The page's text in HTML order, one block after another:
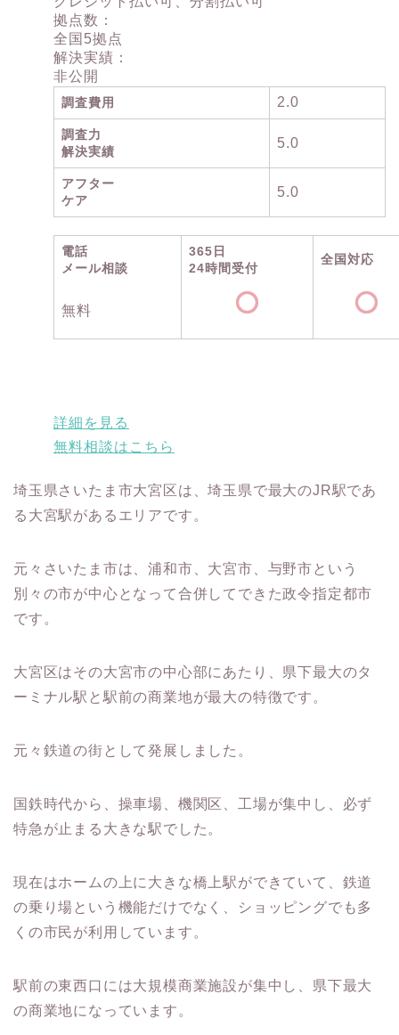
拠点数：
全国5拠点
解決実績：
非公開
調査費用 2.0
調査力
解決実績
5.0
アフター
ケア
5.0
電話
メール相談
365日
24時間受付
全国対応
無料
詳細を見る
無料相談はこちら
埼玉県さいたま市大宮区は、埼玉県で最大のJR駅であ
る大宮駅があるエリアです。
元々さいたま市は、浦和市、大宮市、与野市という
別々の市が中心となって合併してできた政令指定都市
です。
大宮区はその大宮市の中心部にあたり、県下最大のタ
ーミナル駅と駅前の商業地が最大の特徴です。
元々鉄道の街として発展しました。
国鉄時代から、操車場、機関区、工場が集中し、必ず
特急が止まる大きな駅でした。
現在はホームの上に大きな橋上駅ができていて、鉄道
の乗り場という機能だけでなく、ショッピングでも多
くの市民が利用しています。
駅前の東西口には大規模商業施設が集中し、県下最大
の商業地になっています。